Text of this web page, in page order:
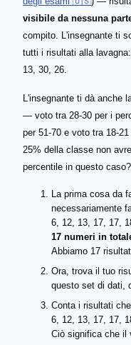
visibile da nessuna
compito. L'insegnante ti
tutti i risultati alla
13, 30, 26.
L'insegnante ti dà anche
— voto tra 28-30 per i
per 51-70 e voto tra 18-
25% della classe non
percentile in questo caso?
La prima cosa da
necessariamente
6, 12, 13, 17, 17,
17 numeri in
Abbiamo 17
Ora, trova il tuo
questo set di dati,
Conta i risultati
6, 12, 13, 17, 17,
Ciò significa che il